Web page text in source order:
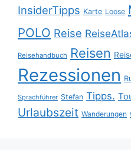
InsiderTipps Karte Loose
POLO Reise
Reisehandbuch Reisen
Rezessionen
Sprachführer Stefan Tipps.
Urlaubszeit Wanderungen